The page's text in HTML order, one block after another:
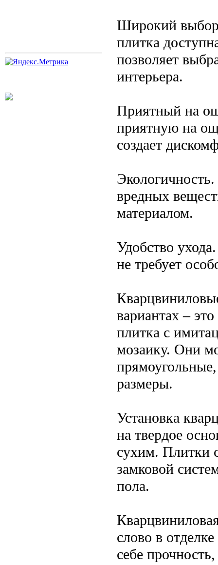
Широкий выбор
плитка
позволяет
интерьера.
Приятный на
приятную на
создает
вредных
материалом.
Удобство
не требует
вариантах –
плитка с
мозаику. Они
размеры.
Установка
на твердое
сухим. Плитки
замковой
пола.
слово в
себе